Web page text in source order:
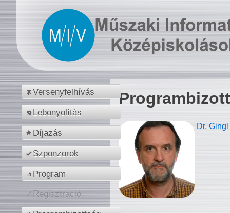
Versenyfelhívás
Lebonyolítás
Díjazás
Szponzorok
Program
Regisztráció
Dr.